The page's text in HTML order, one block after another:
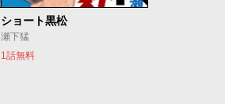
ショート黒松
瀬下猛
1話無料